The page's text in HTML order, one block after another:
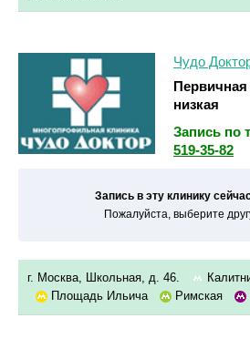
Чудо
Первичная
низкая
Запись по
519-35-82
Запись в эту клинику
Пожалуйста, выберите
г. Москва, Школьная, д. 46.
Площадь Ильича
Римская